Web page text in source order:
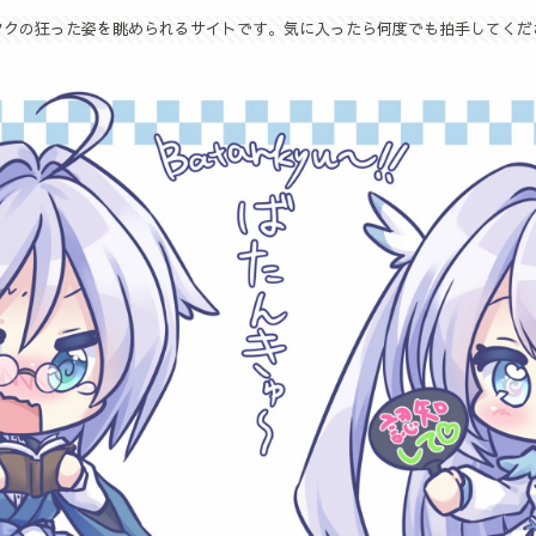
の狂った姿を眺められるサイトです。気に入ったら何度でも拍手してく